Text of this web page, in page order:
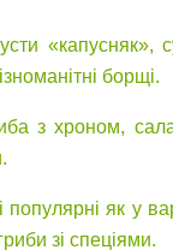
«капусняк»,
борщі.
з хроном,
популярні як у
зі спеціями.